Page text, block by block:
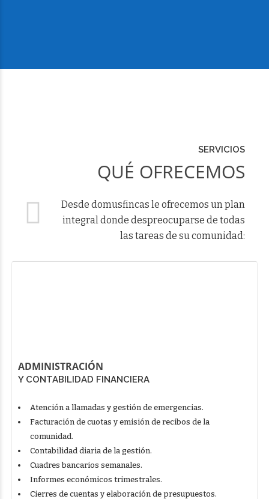
SERVICIOS
QUÉ OFRECEMOS
Desde domusfincas le ofrecemos un plan
integral donde despreocuparse de todas
las tareas de su comunidad:
ADMINISTRACIÓN
Y CONTABILIDAD FINANCIERA
Atención a llamadas y gestión de emergencias.
Facturación de cuotas y emisión de recibos de la
comunidad.
Contabilidad diaria de la gestión.
Cuadres bancarios semanales.
Informes económicos trimestrales.
Cierres de cuentas y elaboración de presupuestos.